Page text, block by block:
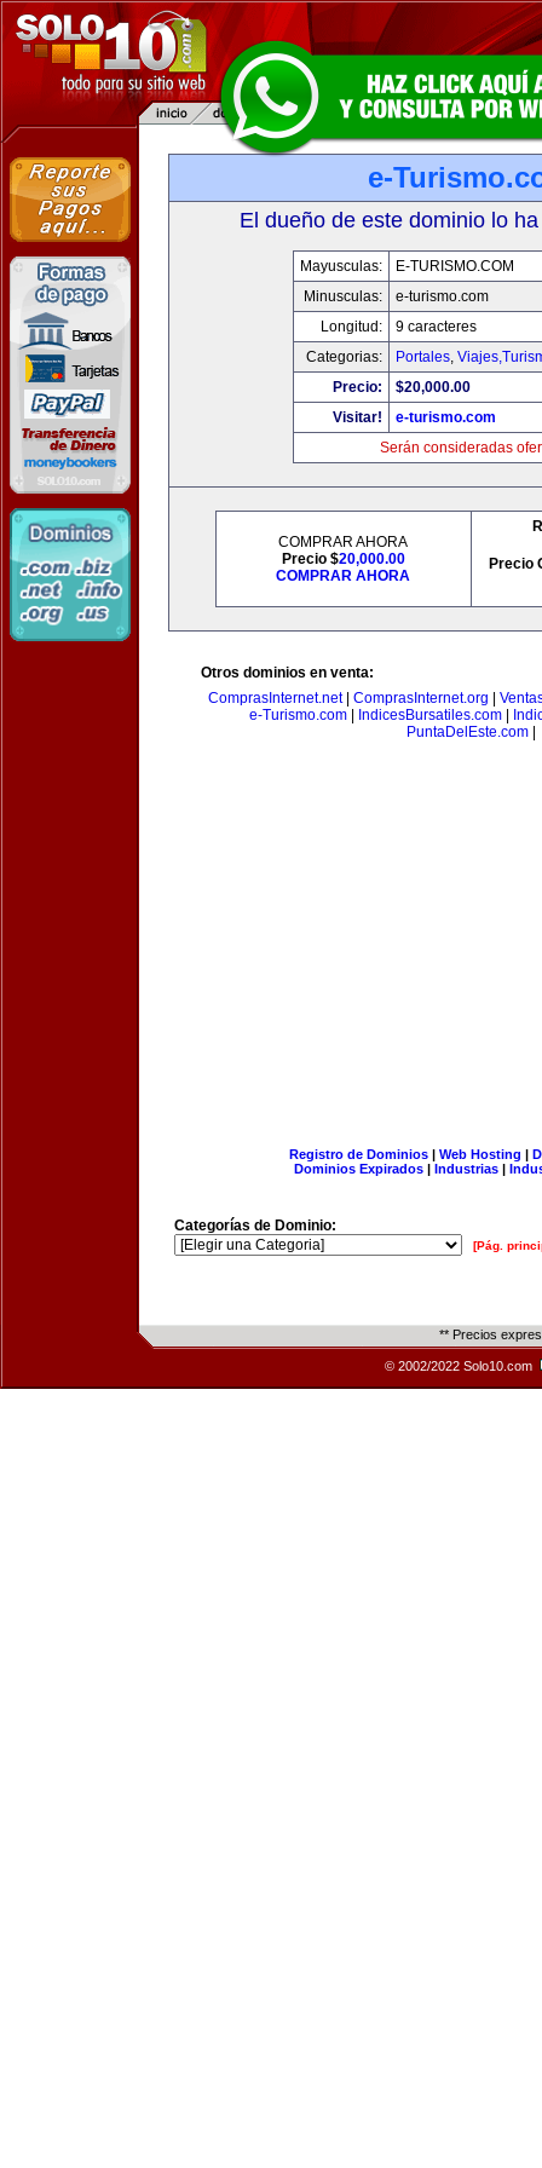
e-
El dueño de este dominio lo
Mayusculas:
E-TURISMO.COM
Minusculas:
e-turismo.com
Longitud:
9 caracteres
Categorias:
Portales,
Precio:
$20,000.00
Visitar!
e-turismo.com
Serán consideradas
COMPRAR AHORA
Precio $20,000.00
COMPRAR AHORA
Precio
Otros dominios en venta:
ComprasInternet.net| ComprasInternet.org
e-Turismo.com| IndicesBursatiles.com|
PuntaDelEste.com|
Registro de Dominios| Web Hosting |
Dominios Expirados | Industrias |
Categorías de Dominio:
[Pág.
** Precios
© 2002/2022 Solo10.com